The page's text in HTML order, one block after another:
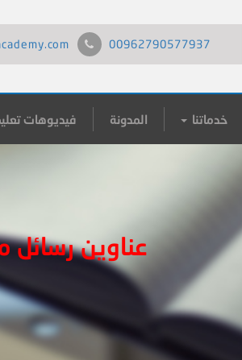
00962790577937
خدماتنا المدونة فيديوهات
عناوين رسائل